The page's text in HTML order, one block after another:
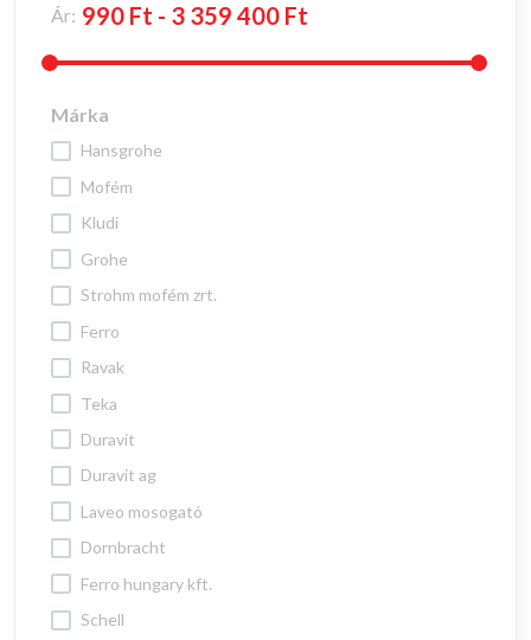
Ár:
Márka
hansgrohe
mofém
kludi
grohe
strohm mofém zrt.
ferro
ravak
teka
duravit
duravit ag
laveo mosogató
dornbracht
ferro hungary kft.
schell